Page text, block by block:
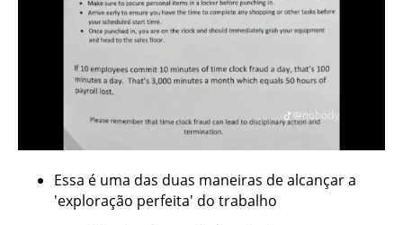
Essa é uma das duas maneiras de alcançar a
'exploração perfeita' do trabalho